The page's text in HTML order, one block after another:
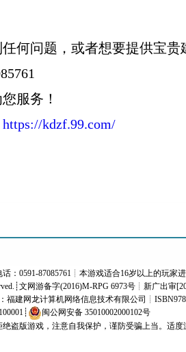
何问题，或者想要提供宝
服务！
https://kdzf.99.com/
：0591-87085761┊本游戏适合16岁以上的玩家
文网游备字(2016)M-RPG 6973号┊新广出审
福建网龙计算机网络信息技术有限公司
┊
闽公网安备 35010002000102号
盗版游戏，注意自我保护，谨防受骗上当。适